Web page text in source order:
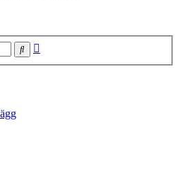
Sök